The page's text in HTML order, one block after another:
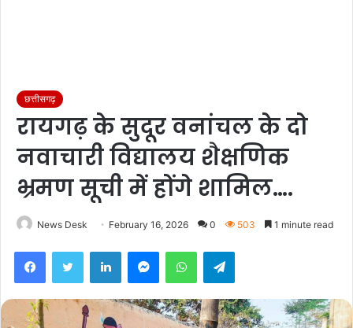
छत्तीसगढ़
रायगढ़ के सुदूर वनांचल के दो
नवाचारी विद्यालय शैक्षणिक
भ्रमण सूची में होंगे शामिल….
News Desk February 16, 2026 0 503 1 minute read